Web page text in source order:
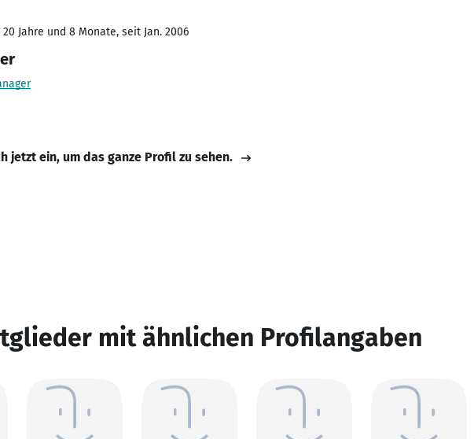
20 Jahre und 8 Monate, seit Jan. 2006
jetzt ein, um das ganze Profil zu sehen.
mit ähnlichen Profilangaben